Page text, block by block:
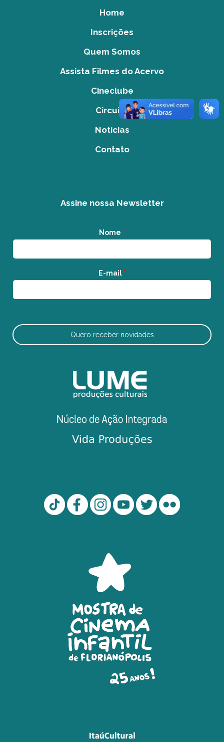
Home
Inscrições
Quem Somos
Assista Filmes do Acervo
Cineclube
Circuito
Notícias
Contato
Assine nossa Newsletter
Nome *
E-mail *
Quero receber novidades